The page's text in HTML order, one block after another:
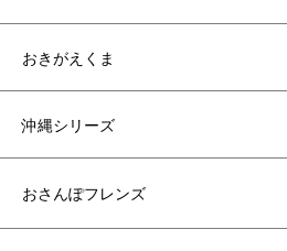
おきがえくま
沖縄シリーズ
おさんぽフレンズ